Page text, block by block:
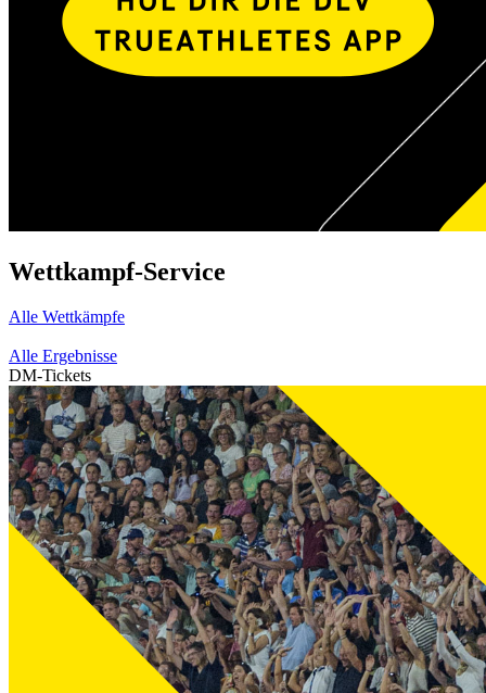
Wettkampf-Service
Alle Wettkämpfe
Alle Ergebnisse
DM-Tickets